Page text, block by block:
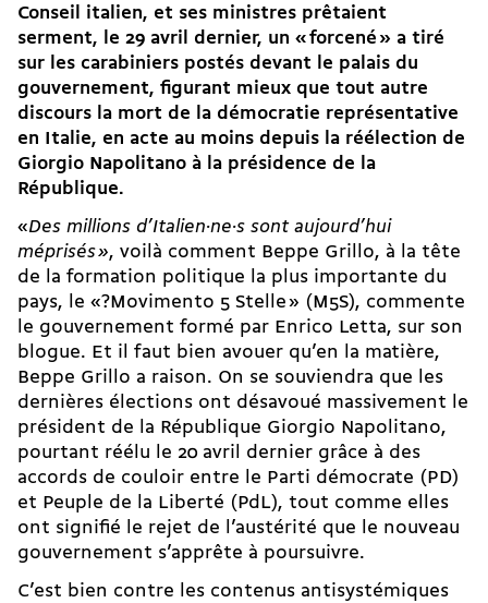
Conseil italien, et ses ministres prêtaient
serment, le 29 avril dernier, un « forcené » a tiré
sur les carabiniers postés devant le palais du
gouvernement, figurant mieux que tout autre
discours la mort de la démocratie représentative
en Italie, en acte au moins depuis la réélection de
Giorgio Napolitano à la présidence de la
République.
«Des millions d’Italien·ne·s sont aujourd’hui
méprisés», voilà comment Beppe Grillo, à la tête
de la formation politique la plus importante du
pays, le «?Movimento 5 Stelle » (M5S), commente
le gouvernement formé par Enrico Letta, sur son
blogue. Et il faut bien avouer qu’en la matière,
Beppe Grillo a raison. On se souviendra que les
dernières élections ont désavoué massivement le
président de la République Giorgio Napolitano,
pourtant réélu le 20 avril dernier grâce à des
accords de couloir entre le Parti démocrate (PD)
et Peuple de la Liberté (PdL), tout comme elles
ont signifié le rejet de l’austérité que le nouveau
gouvernement s’apprête à poursuivre.
C’est bien contre les contenus antisystémiques